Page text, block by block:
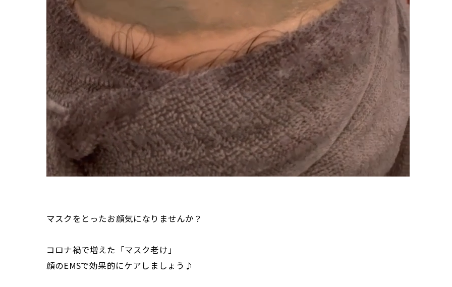
マスクをとったお顔気になりませんか？
コロナ禍で増えた「マスク老け」
顔のEMSで効果的にケアしましょう♪